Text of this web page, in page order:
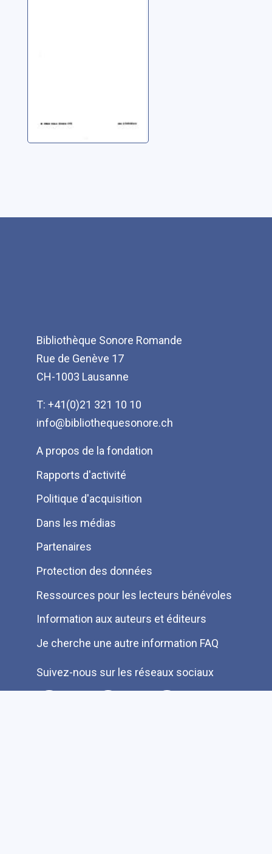
Bibliothèque Sonore Romande
Rue de Genève 17
CH-1003 Lausanne
T: +41(0)21 321 10 10
info@bibliothequesonore.ch
Menu
Pied
de
page
A propos de la fondation
Rapports d'activité
Politique d'acquisition
Dans les médias
Partenaires
Protection des données
Ressources pour les lecteurs bénévoles
Information aux auteurs et éditeurs
Je cherche une autre information FAQ
Suivez-nous sur les réseaux sociaux